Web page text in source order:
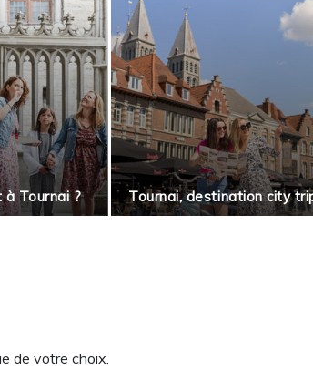
à Tournai ? Tournai, destination city
de votre choix.